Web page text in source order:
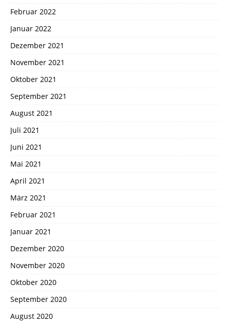
Februar 2022
Januar 2022
Dezember 2021
November 2021
Oktober 2021
September 2021
August 2021
Juli 2021
Juni 2021
Mai 2021
April 2021
März 2021
Februar 2021
Januar 2021
Dezember 2020
November 2020
Oktober 2020
September 2020
August 2020